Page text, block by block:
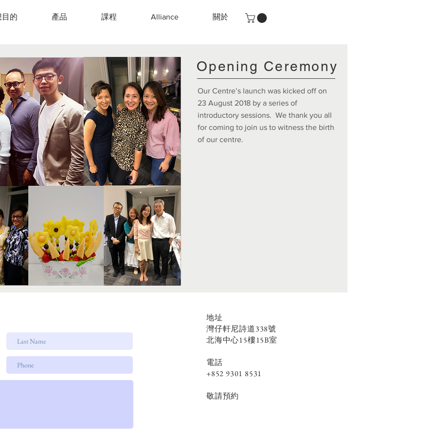
目的 產品 課程 Alliance 關於
Opening Ceremony
Our Centre’s launch was kicked off on
23 August 2018 by a series of
introductory sessions. We thank you all
for coming to join us to witness the birth
of our centre.
地址
灣仔軒尼詩道338號
北海中心15樓15B室
電話
+852 9301 8531
敬請預約